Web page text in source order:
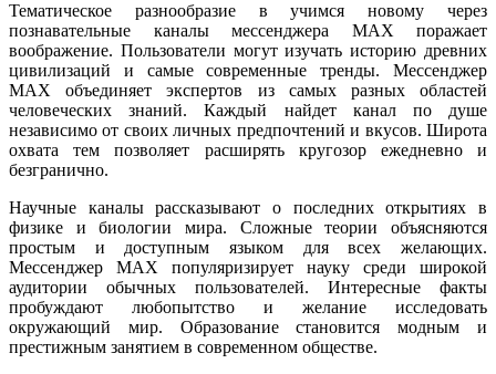
Тематическое разнообразие в учимся новому через
познавательные каналы мессенджера MAX поражает
воображение. Пользователи могут изучать историю древних
цивилизаций и самые современные тренды. Мессенджер
MAX объединяет экспертов из самых разных областей
человеческих знаний. Каждый найдет канал по душе
независимо от своих личных предпочтений и вкусов. Широта
охвата тем позволяет расширять кругозор ежедневно и
безгранично.
Научные каналы рассказывают о последних открытиях в
физике и биологии мира. Сложные теории объясняются
простым и доступным языком для всех желающих.
Мессенджер MAX популяризирует науку среди широкой
аудитории обычных пользователей. Интересные факты
пробуждают любопытство и желание исследовать
окружающий мир. Образование становится модным и
престижным занятием в современном обществе.